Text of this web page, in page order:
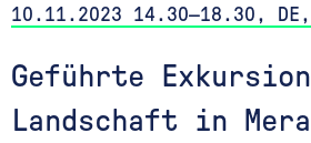
10.11.2023 14.30—18.30,
Geführte
Landschaft in